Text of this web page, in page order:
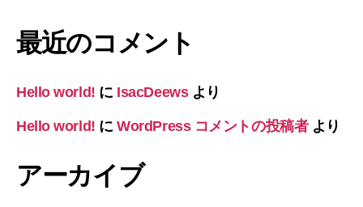
最近のコメント
Hello world! に IsacDeewsより
Hello world! にWordPress コメントの投稿者より
アーカイブ